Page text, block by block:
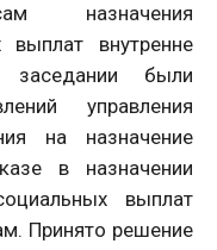
назначения
выплат внутренне
были
управления
на назначение
в назначении
выплат
Принято решение